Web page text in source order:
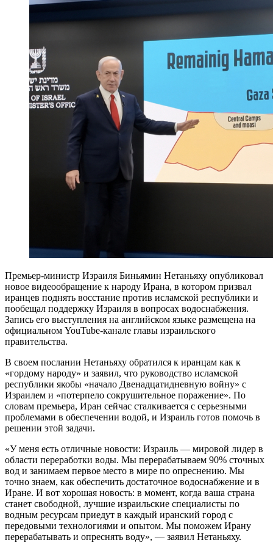
Премьер-министр Израиля Биньямин Нетаньяху опубликовал
новое видеообращение к народу Ирана, в котором призвал
иранцев поднять восстание против исламской республики и
пообещал поддержку Израиля в вопросах водоснабжения.
Запись его выступления на английском языке размещена на
официальном YouTube-канале главы израильского
правительства.
В своем послании Нетаньяху обратился к иранцам как к
«гордому народу» и заявил, что руководство исламской
республики якобы «начало Двенадцатидневную войну» с
Израилем и «потерпело сокрушительное поражение». По
словам премьера, Иран сейчас сталкивается с серьезными
проблемами в обеспечении водой, и Израиль готов помочь в
решении этой задачи.
«У меня есть отличные новости: Израиль — мировой лидер в
области переработки воды. Мы перерабатываем 90% сточных
вод и занимаем первое место в мире по опреснению. Мы
точно знаем, как обеспечить достаточное водоснабжение и в
Иране. И вот хорошая новость: в момент, когда ваша страна
станет свободной, лучшие израильские специалисты по
водным ресурсам приедут в каждый иранский город с
передовыми технологиями и опытом. Мы поможем Ирану
перерабатывать и опреснять воду», — заявил Нетаньяху.